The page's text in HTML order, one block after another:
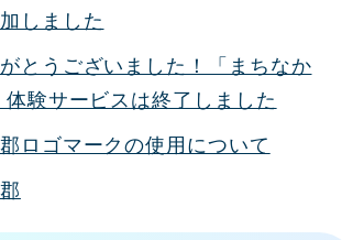
しました
とうございました！「まちなか
験サービスは終了しました
ロゴマークの使用について